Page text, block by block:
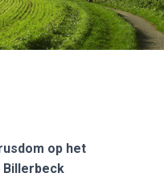
T
E
op het
Billerbeck